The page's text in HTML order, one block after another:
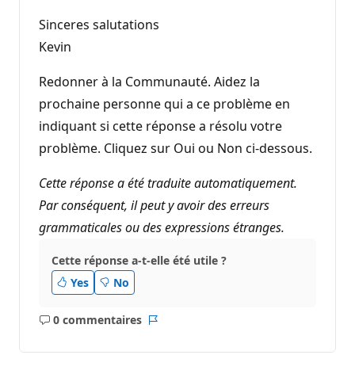
Sinceres salutations
Kevin
Redonner à la Communauté. Aidez la
prochaine personne qui a ce problème en
indiquant si cette réponse a résolu votre
problème. Cliquez sur Oui ou Non ci-dessous.
Cette réponse a été traduite automatiquement.
Par conséquent, il peut y avoir des erreurs
grammaticales ou des expressions étranges.
Cette réponse a-t-elle été utile ?
Yes
No
0 commentaires
Aucun